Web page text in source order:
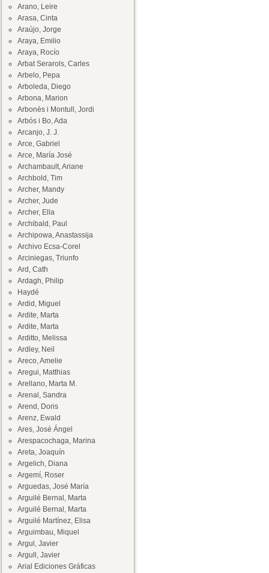
Arano, Leire
Arasa, Cinta
Araújo, Jorge
Araya, Emilio
Araya, Rocío
Arbat Serarols, Carles
Arbelo, Pepa
Arboleda, Diego
Arbona, Marion
Arbonès i Montull, Jordi
Arbós i Bo, Ada
Arcanjo, J. J.
Arce, Gabriel
Arce, María José
Archambault, Ariane
Archbold, Tim
Archer, Mandy
Archer, Jude
Archer, Ella
Archibald, Paul
Archipowa, Anastassija
Archivo Ecsa-Corel
Arciniegas, Triunfo
Ard, Cath
Ardagh, Philip
Haydé
Ardid, Miguel
Ardite, Marta
Ardite, Marta
Arditto, Melissa
Ardley, Neil
Areco, Amelie
Aregui, Matthias
Arellano, Marta M.
Arenal, Sandra
Arend, Doris
Arenz, Ewald
Ares, José Ángel
Arespacochaga, Marina
Areta, Joaquín
Argelich, Diana
Argemí, Roser
Arguedas, José María
Arguilé Bernal, Marta
Arguilé Bernal, Marta
Arguilé Martínez, Elisa
Arguimbau, Miquel
Argul, Javier
Argull, Javier
Arial Ediciones Gráficas